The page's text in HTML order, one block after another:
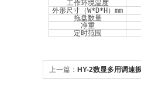
工作环境温度
外形尺寸（W*D*H）mm
拖盘数量
净重
定时范围
上一篇： HY-2数显多用调速